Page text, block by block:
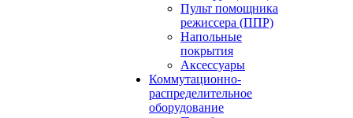
Пульт помощника
режиссера (ППР)
Напольные
покрытия
Аксессуары
Коммутационно-
распределительное
оборудование